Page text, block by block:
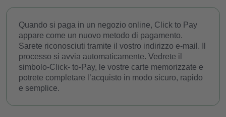
Sicurezza
Costi
Blog
Quando si paga in un negozio online, Click to Pay
appare come un nuovo metodo di pagamento.
Sarete riconosciuti tramite il vostro indirizzo e-mail. Il
processo si avvia automaticamente. Vedrete il
simbolo-Click- to-Pay, le vostre carte memorizzate e
potrete completare l’acquisto in modo sicuro, rapido
e semplice.